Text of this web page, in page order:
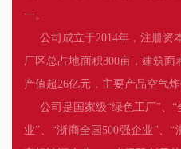
一。
公司成立于2014年，注册资
厂区总占地面积300亩，建筑面
产值超26亿元，主要产品空气
公司是国家级“绿色工厂”、
业”、“浙商全国500强企业”、